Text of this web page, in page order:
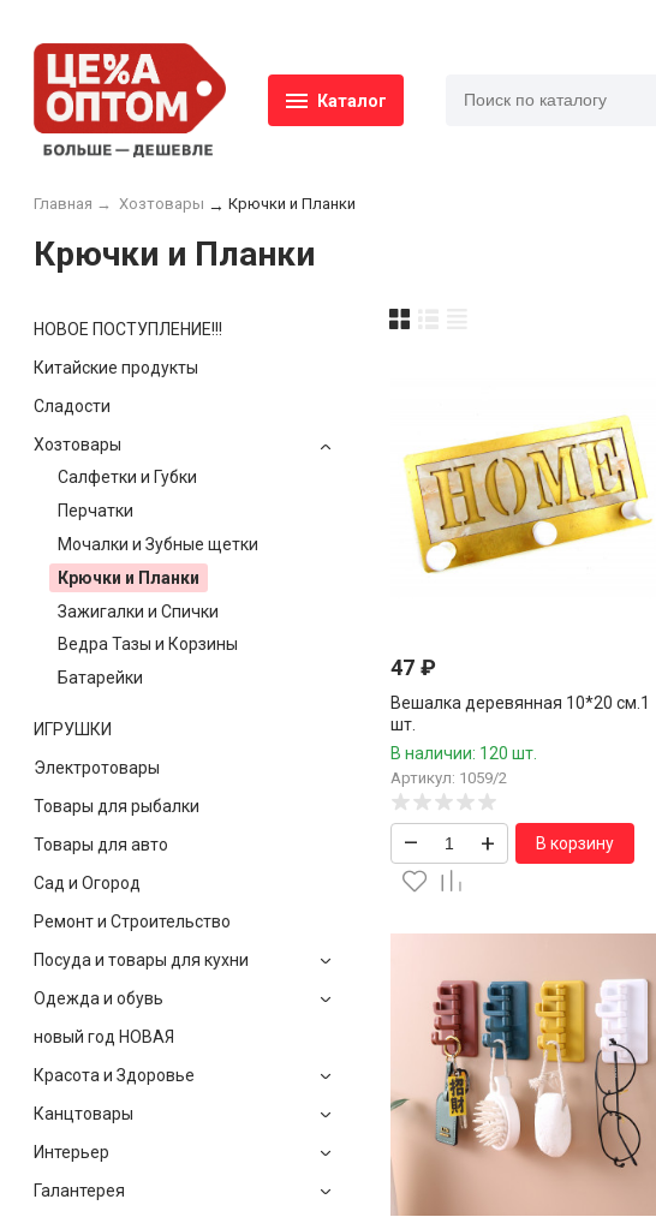
Каталог
Главная → Хозтовары → Крючки и Планки
Крючки и Планки
НОВОЕ ПОСТУПЛЕНИЕ!!!
Китайские продукты
Сладости
Хозтовары
Салфетки и Губки
Перчатки
Мочалки и Зубные щетки
Крючки и Планки
Зажигалки и Спички
Ведра Тазы и Корзины
Батарейки
ИГРУШКИ
Электротовары
Товары для рыбалки
Товары для авто
Сад и Огород
Ремонт и Строительство
Посуда и товары для кухни
Одежда и обувь
новый год НОВАЯ
Красота и Здоровье
Канцтовары
Интерьер
Галантерея
47 ₽
Вешалка деревянная 10*20 см.1
шт.
В наличии: 120 шт.
Артикул: 1059/2
– + В корзину